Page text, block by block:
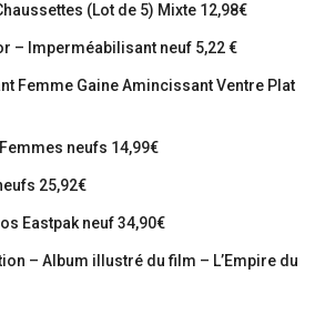
(Lot de 5) Mixte 12,98€
– Imperméabilisant neuf 5,22 €
Femme Gaine Amincissant Ventre Plat
neufs 14,99€
25,92€
Eastpak neuf 34,90€
– Album illustré du film – L’Empire du